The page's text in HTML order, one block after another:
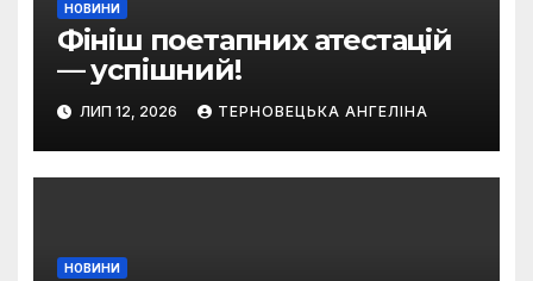
НОВИНИ
Фініш поетапних атестацій
— успішний!
ЛИП 12, 2026 ТЕРНОВЕЦЬКА АНГЕЛІНА
НОВИНИ